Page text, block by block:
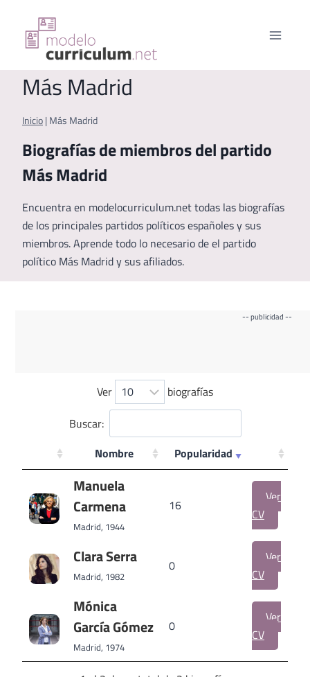
contenido
Más Madrid
Inicio | Más Madrid
Biografías de miembros del partido
Más Madrid
Encuentra en modelocurriculum.net todas las biografías
de los principales partidos políticos españoles y sus
miembros. Aprende todo lo necesario de el partido
político Más Madrid y sus afiliados.
-- publicidad --
Ver
biografías
Buscar:
Nombre
Popularidad
Manuela
Carmena
Madrid, 1944
16
Ver
CV
Clara Serra
Madrid, 1982
0
Ver
CV
Mónica
García Gómez
Madrid, 1974
0
Ver
CV